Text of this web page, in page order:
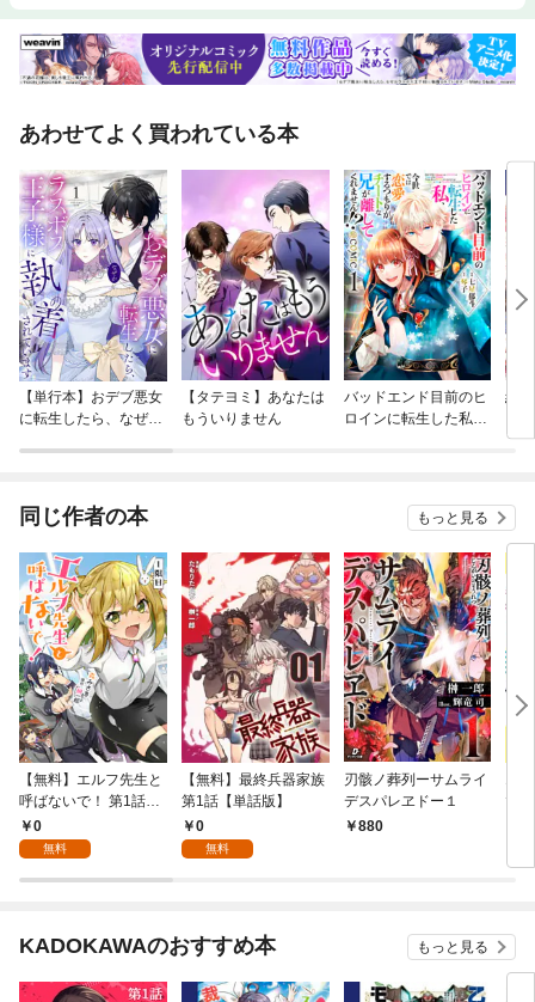
あわせてよく買われている本
【単行本】おデブ悪女
に転生したら、なぜか
【タテヨミ】あなたは
もういりません
バッドエンド目前のヒ
ロインに転生した私、
結
同じ作者の本 もっと見る
【無料】エルフ先生と
呼ばないで！ 第1話
【単話版】
0
無料
【無料】最終兵器家族
第1話【単話版】
0
無料
刃骸ノ葬列ーサムライ
デスパレヱドー１
880
で
KADOKAWAのおすすめ本 もっと見る